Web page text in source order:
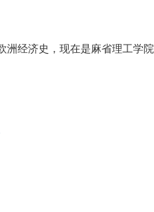
经济史，现在是麻省理工学院